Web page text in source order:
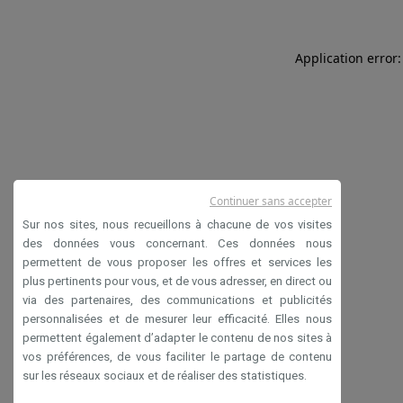
Application
Sur nos sites, nous recueillons à chacune de vos visites
des données vous concernant. Ces données nous
permettent de vous proposer les offres et services les
plus pertinents pour vous, et de vous adresser, en direct ou
via des partenaires, des communications et publicités
personnalisées et de mesurer leur efficacité. Elles nous
permettent également d’adapter le contenu de nos sites à
vos préférences, de vous faciliter le partage de contenu
sur les réseaux sociaux et de réaliser des statistiques.
Continuer sans accepter